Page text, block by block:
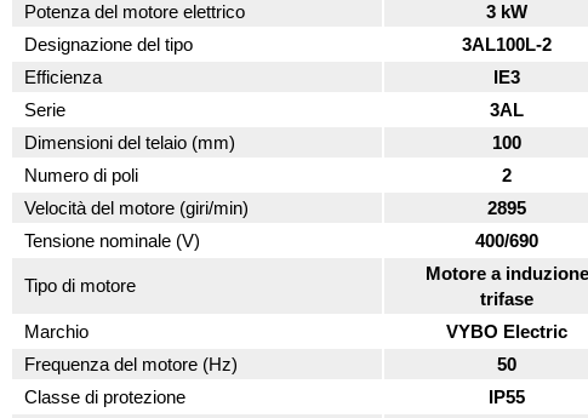
Potenza del motore elettrico
3 kW
Designazione del tipo
3AL100L-2
Efficienza
IE3
Serie
3AL
Dimensioni del telaio (mm)
100
Numero di poli
2
Velocità del motore (giri/min)
2895
Tensione nominale (V)
400/690
Tipo di motore
Motore a induzione
trifase
Marchio
VYBO Electric
Frequenza del motore (Hz)
50
Classe di protezione
IP55